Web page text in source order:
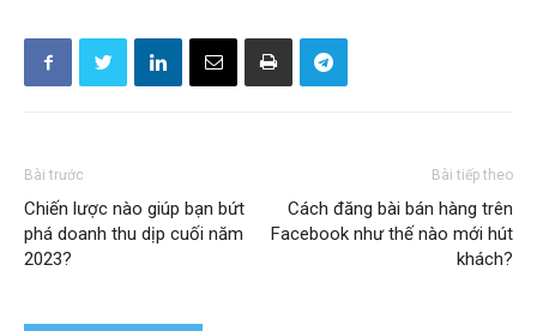
Bài trước
Chiến lược nào giúp bạn bứt
phá doanh thu dịp cuối năm
2023?
Bài tiếp theo
Cách đăng bài bán hàng trên
Facebook như thế nào mới hút
khách?